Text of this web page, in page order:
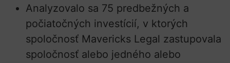
Analyzovalo sa 75 predbežných a
počiatočných investícií, v ktorých
spoločnosť Mavericks Legal zastupovala
spoločnosť alebo jedného alebo